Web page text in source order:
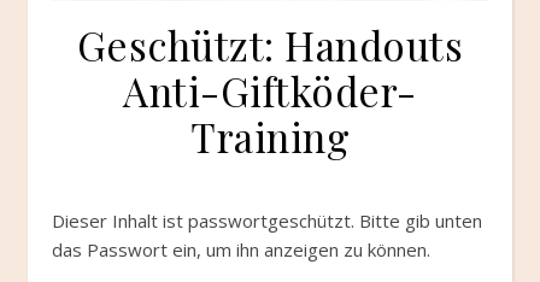
Geschützt: Handouts
Anti-Giftköder-
Training
Dieser Inhalt ist passwortgeschützt. Bitte gib unten
das Passwort ein, um ihn anzeigen zu können.